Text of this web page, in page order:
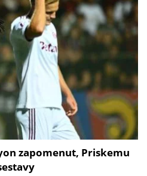
zapomenut, Priskemu